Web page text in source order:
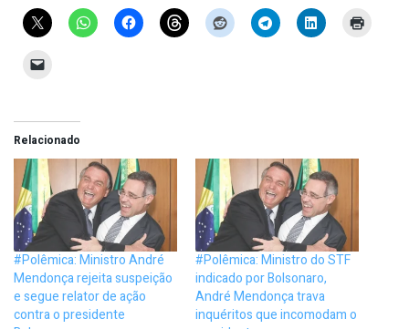
Relacionado
#Polêmica: Ministro André
Mendonça rejeita suspeição
e segue relator de ação
contra o presidente
#Polêmica: Ministro do STF
indicado por Bolsonaro,
André Mendonça trava
inquéritos que incomodam o